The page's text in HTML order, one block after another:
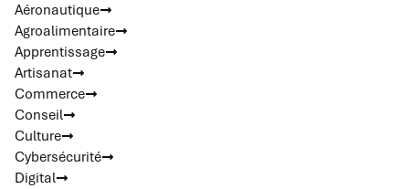
Aéronautique
Agroalimentaire
Apprentissage
Artisanat
Commerce
Conseil
Culture
Cybersécurité
Digital